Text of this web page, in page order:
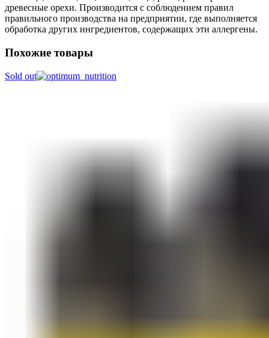
древесные орехи. Производится с соблюдением правил
правильного производства на предприятии, где выполняется
обработка других ингредиентов, содержащих эти аллергены.
Похожие товары
Sold out